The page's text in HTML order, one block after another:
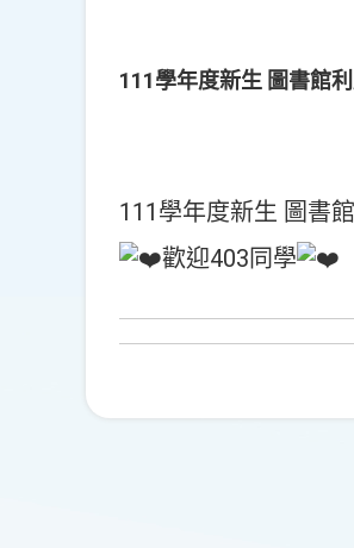
111學年度新生 圖書館
111學年度新生 圖書
歡迎403同學